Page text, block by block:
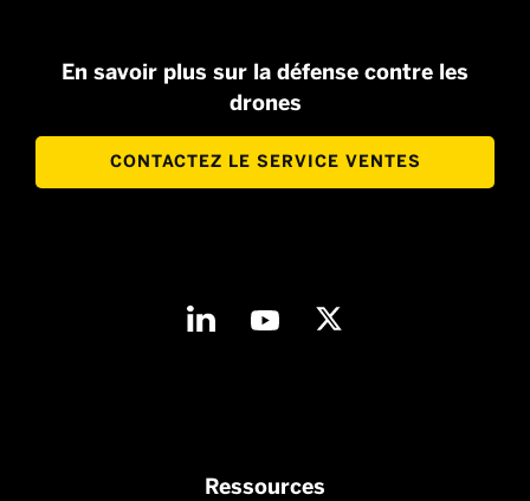
En savoir plus sur la défense contre les
drones
CONTACTEZ LE SERVICE VENTES
Ressources